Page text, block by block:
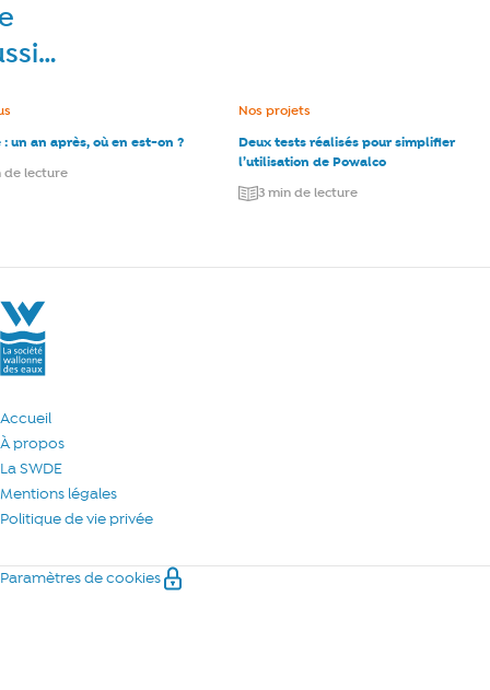
: un an après, où en est-on ?
:
de lecture
Deux tests réalisés pour simplifier
l’utilisation de Powalco
Catégorie :
Nos projets
3 min de lecture
La Société Wallonne des Eaux
Accueil
À propos
La SWDE
Mentions légales
Politique de vie privée
Paramètres de cookies